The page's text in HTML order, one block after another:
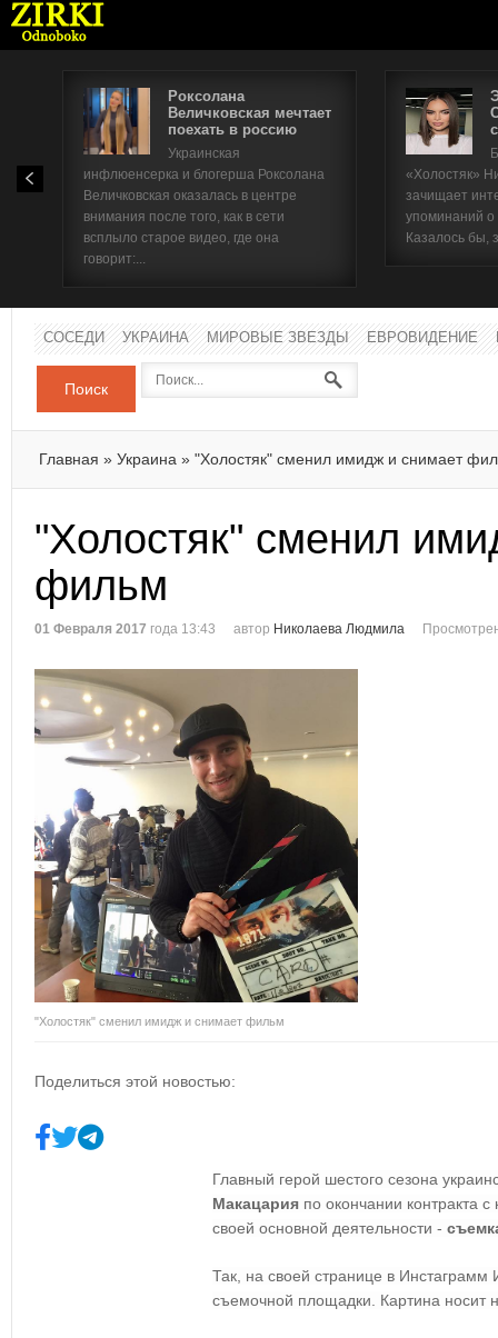
Роксолана
Величковская мечтает
поехать в россию
Украинская
инфлюенсерка и блогерша Роксолана
Величковская оказалась в центре
внимания после того, как в сети
всплыло старое видео, где она
говорит:...
«Холостяк»
зачищает
упоминаний
Казалось бы,
СОСЕДИ УКРАИНА МИРОВЫЕ ЗВЕЗДЫ ЕВРОВИДЕНИЕ
Поиск
Главная » Украина » "Холостяк" сменил имидж и снимает
"Холостяк" сменил
фильм
01 Февраля 2017 года 13:43 автор Николаева Людмила
"Холостяк" сменил имидж и снимает фильм
Поделиться этой новостью:
Главный герой шестого сезона
Макацария по окончании контракта
своей основной деятельности -
Так, на своей странице в Инстаграмм
съемочной площадки. Картина носит
Имя